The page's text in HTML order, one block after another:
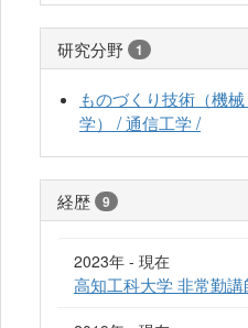
研究分野 1
ものづくり技術（機
学） / 通信工学 /
経歴 9
2023年 - 現在
高知工科大学 非常勤講